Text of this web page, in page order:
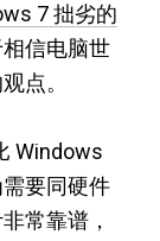
7 拙劣的
信电脑世
点。
Windows
要同硬件
常靠谱，